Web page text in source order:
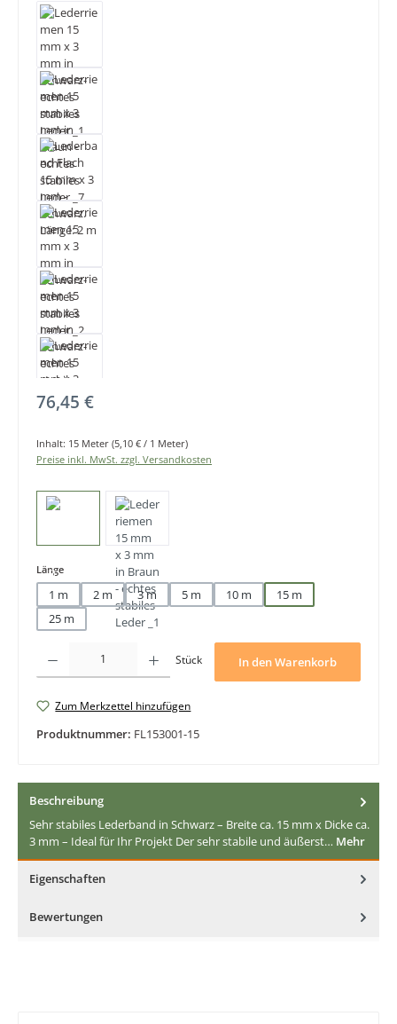
Regulärer Preis:
76,45 €
Inhalt: 15 Meter (5,10 € / 1 Meter)
Preise inkl. MwSt. zzgl. Versandkosten
Längeauswählen
1 m 2 m 3 m 5 m 10 m
15 m
25 m
Produkt Anzahl: Gib den gewünschten Wert ein oder benutze die
Stück In den Warenkorb
Zum Merkzettel hinzufügen
Produktnummer: FL153001-15
Beschreibung
Sehr stabiles Lederband in Schwarz – Breite ca. 15 mm x Dicke ca.
3 mm – Ideal für Ihr Projekt Der sehr stabile und äußerst… Mehr
Eigenschaften
Bewertungen